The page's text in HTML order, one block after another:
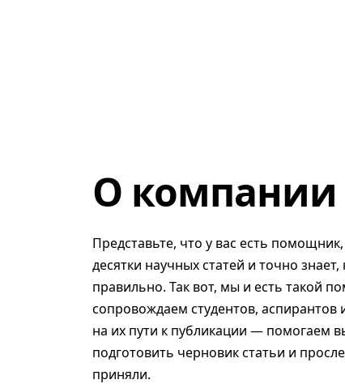
О компании
Представьте, что у вас есть
десятки научных статей и точно
правильно. Так вот, мы и есть такой
сопровождаем студентов, аспирантов
на их пути к публикации — помогаем
подготовить черновик статьи и
приняли.